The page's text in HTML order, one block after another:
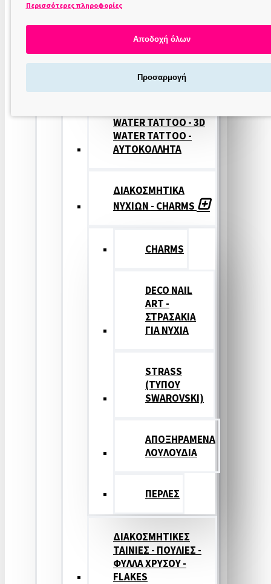
ΝΥΧΙΩΝ
ΣΦΡΑΓΙΔΕΣ
ΝΥΧΙΩΝ
WATER TATTOO - 3D
WATER TATTOO -
ΑΥΤΟΚΟΛΛΗΤΑ
ΔΙΑΚΟΣΜΗΤΙΚΑ
ΝΥΧΙΩΝ - CHARMS
CHARMS
DECO NAIL
ART -
ΣΤΡΑΣΑΚΙΑ
ΓΙΑ ΝΥΧΙΑ
STRASS
(ΤΥΠΟΥ
SWAROVSKI)
ΑΠΟΞΗΡΑΜΕΝΑ
ΛΟΥΛΟΥΔΙΑ
ΠΕΡΛΕΣ
ΔΙΑΚΟΣΜΗΤΙΚΕΣ
ΤΑΙΝΙΕΣ - ΠΟΥΛΙΕΣ -
ΦΥΛΛΑ ΧΡΥΣΟΥ -
FLAKES
Περισσότερες πληροφορίες
Αποδοχή όλων
Προσαρμογή